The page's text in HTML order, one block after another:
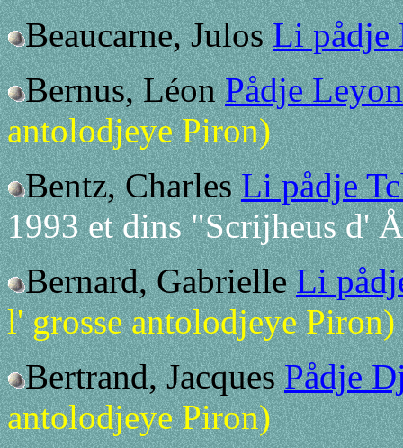
Beaucarne, JulosLi pådje
Bernus, LéonPådje
antolodjeye Piron)
Bentz, CharlesLi pådje
1993 et dins "Scrijheus d'
Bernard, GabrielleLi
l' grosse antolodjeye Piron)
Bertrand, JacquesPådje
antolodjeye Piron)